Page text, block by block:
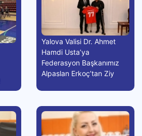
Yalova Valisi Dr. Ahmet
Hamdi Usta’ya
Federasyon Başkanımız
Alpaslan Erkoç’tan Ziy